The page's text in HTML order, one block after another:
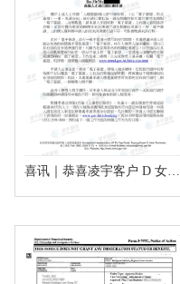
喜讯｜恭喜凌宇客户 D 女士香港高才通A类顺利获批！